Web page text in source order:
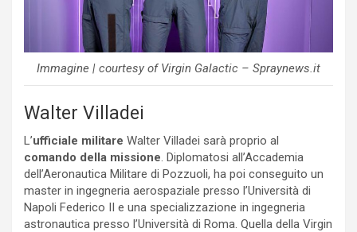
Immagine | courtesy of Virgin Galactic – Spraynews.it
Walter Villadei
L’ufficiale militare Walter Villadei sarà proprio al
comando della missione. Diplomatosi all’Accademia
dell’Aeronautica Militare di Pozzuoli, ha poi conseguito un
master in ingegneria aerospaziale presso l’Università di
Napoli Federico II e una specializzazione in ingegneria
astronautica presso l’Università di Roma. Quella della Virgin